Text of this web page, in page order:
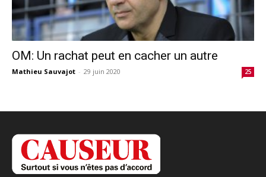
OM: Un rachat peut en cacher un autre
Mathieu Sauvajot - 29 juin 2020 25